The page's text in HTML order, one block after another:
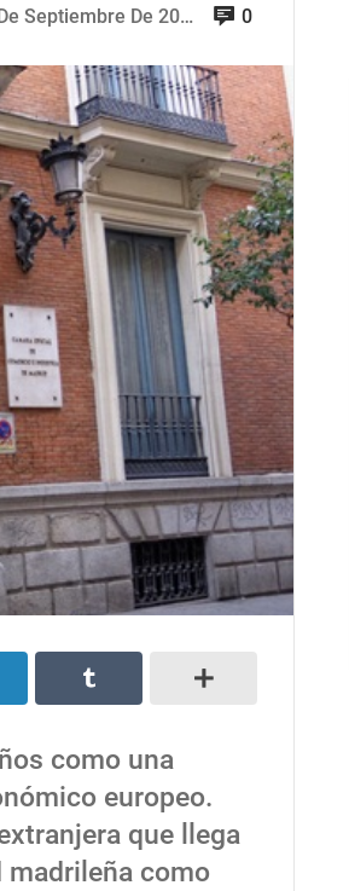
10 De Septiembre De 2025 0
como una
europeo.
que llega
madrileña como